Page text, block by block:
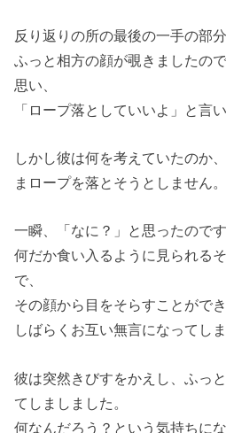
反り返りの所の最後の一手の部
ふっと相方の顔が覗きましたの
思い、
「ロープ落としていいよ」と言
しかし彼は何を考えていたのか
まロープを落とそうとしません。
一瞬、「なに？」と思ったのです
何だか食い入るように見られる
で、
その顔から目をそらすことができ
しばらくお互い無言になってしま
彼は突然きびすをかえし、ふっ
てしましました。
何なんだろう？という気持ちに